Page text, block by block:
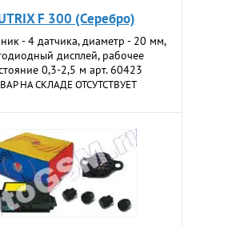
F 300 (Серебро)
- 4 датчика, диаметр - 20 мм,
дисплей, рабочее
0,3-2,5 м арт. 60423
НА СКЛАДЕ ОТСУТСТВУЕТ